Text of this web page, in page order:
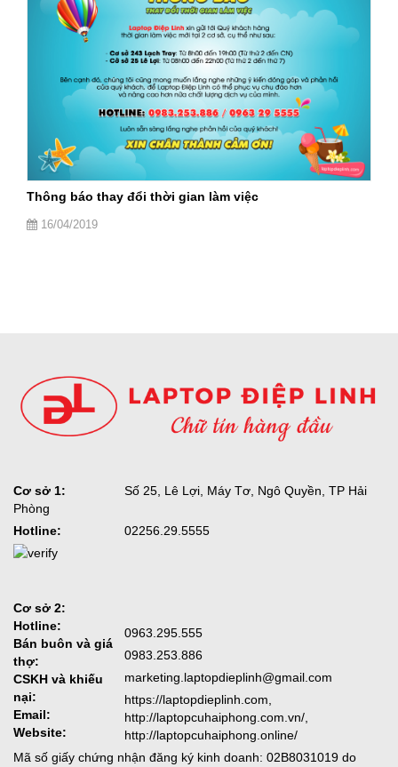
Thông báo thay đổi thời gian làm việc
16/04/2019
Cơ sở 1:
Số 25, Lê Lợi, Máy Tơ, Ngô Quyền, TP Hải
Phòng
Hotline:
02256.29.5555
Cơ sở 2:
Hotline:
Bán buôn và giá
thợ:
0963.295.555
CSKH và khiếu
nại:
0983.253.886
Email:
marketing.laptopdieplinh@gmail.com
Website:
https://laptopdieplinh.com,
http://laptopcuhaiphong.com.vn/,
http://laptopcuhaiphong.online/
Mã số giấy chứng nhận đăng ký kinh doanh: 02B8031019 do